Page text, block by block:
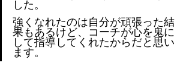
した。
強くなれたのは自分が頑張った結
果もあるけど、コーチが心を鬼に
して指導してくれたからだと思い
ます。